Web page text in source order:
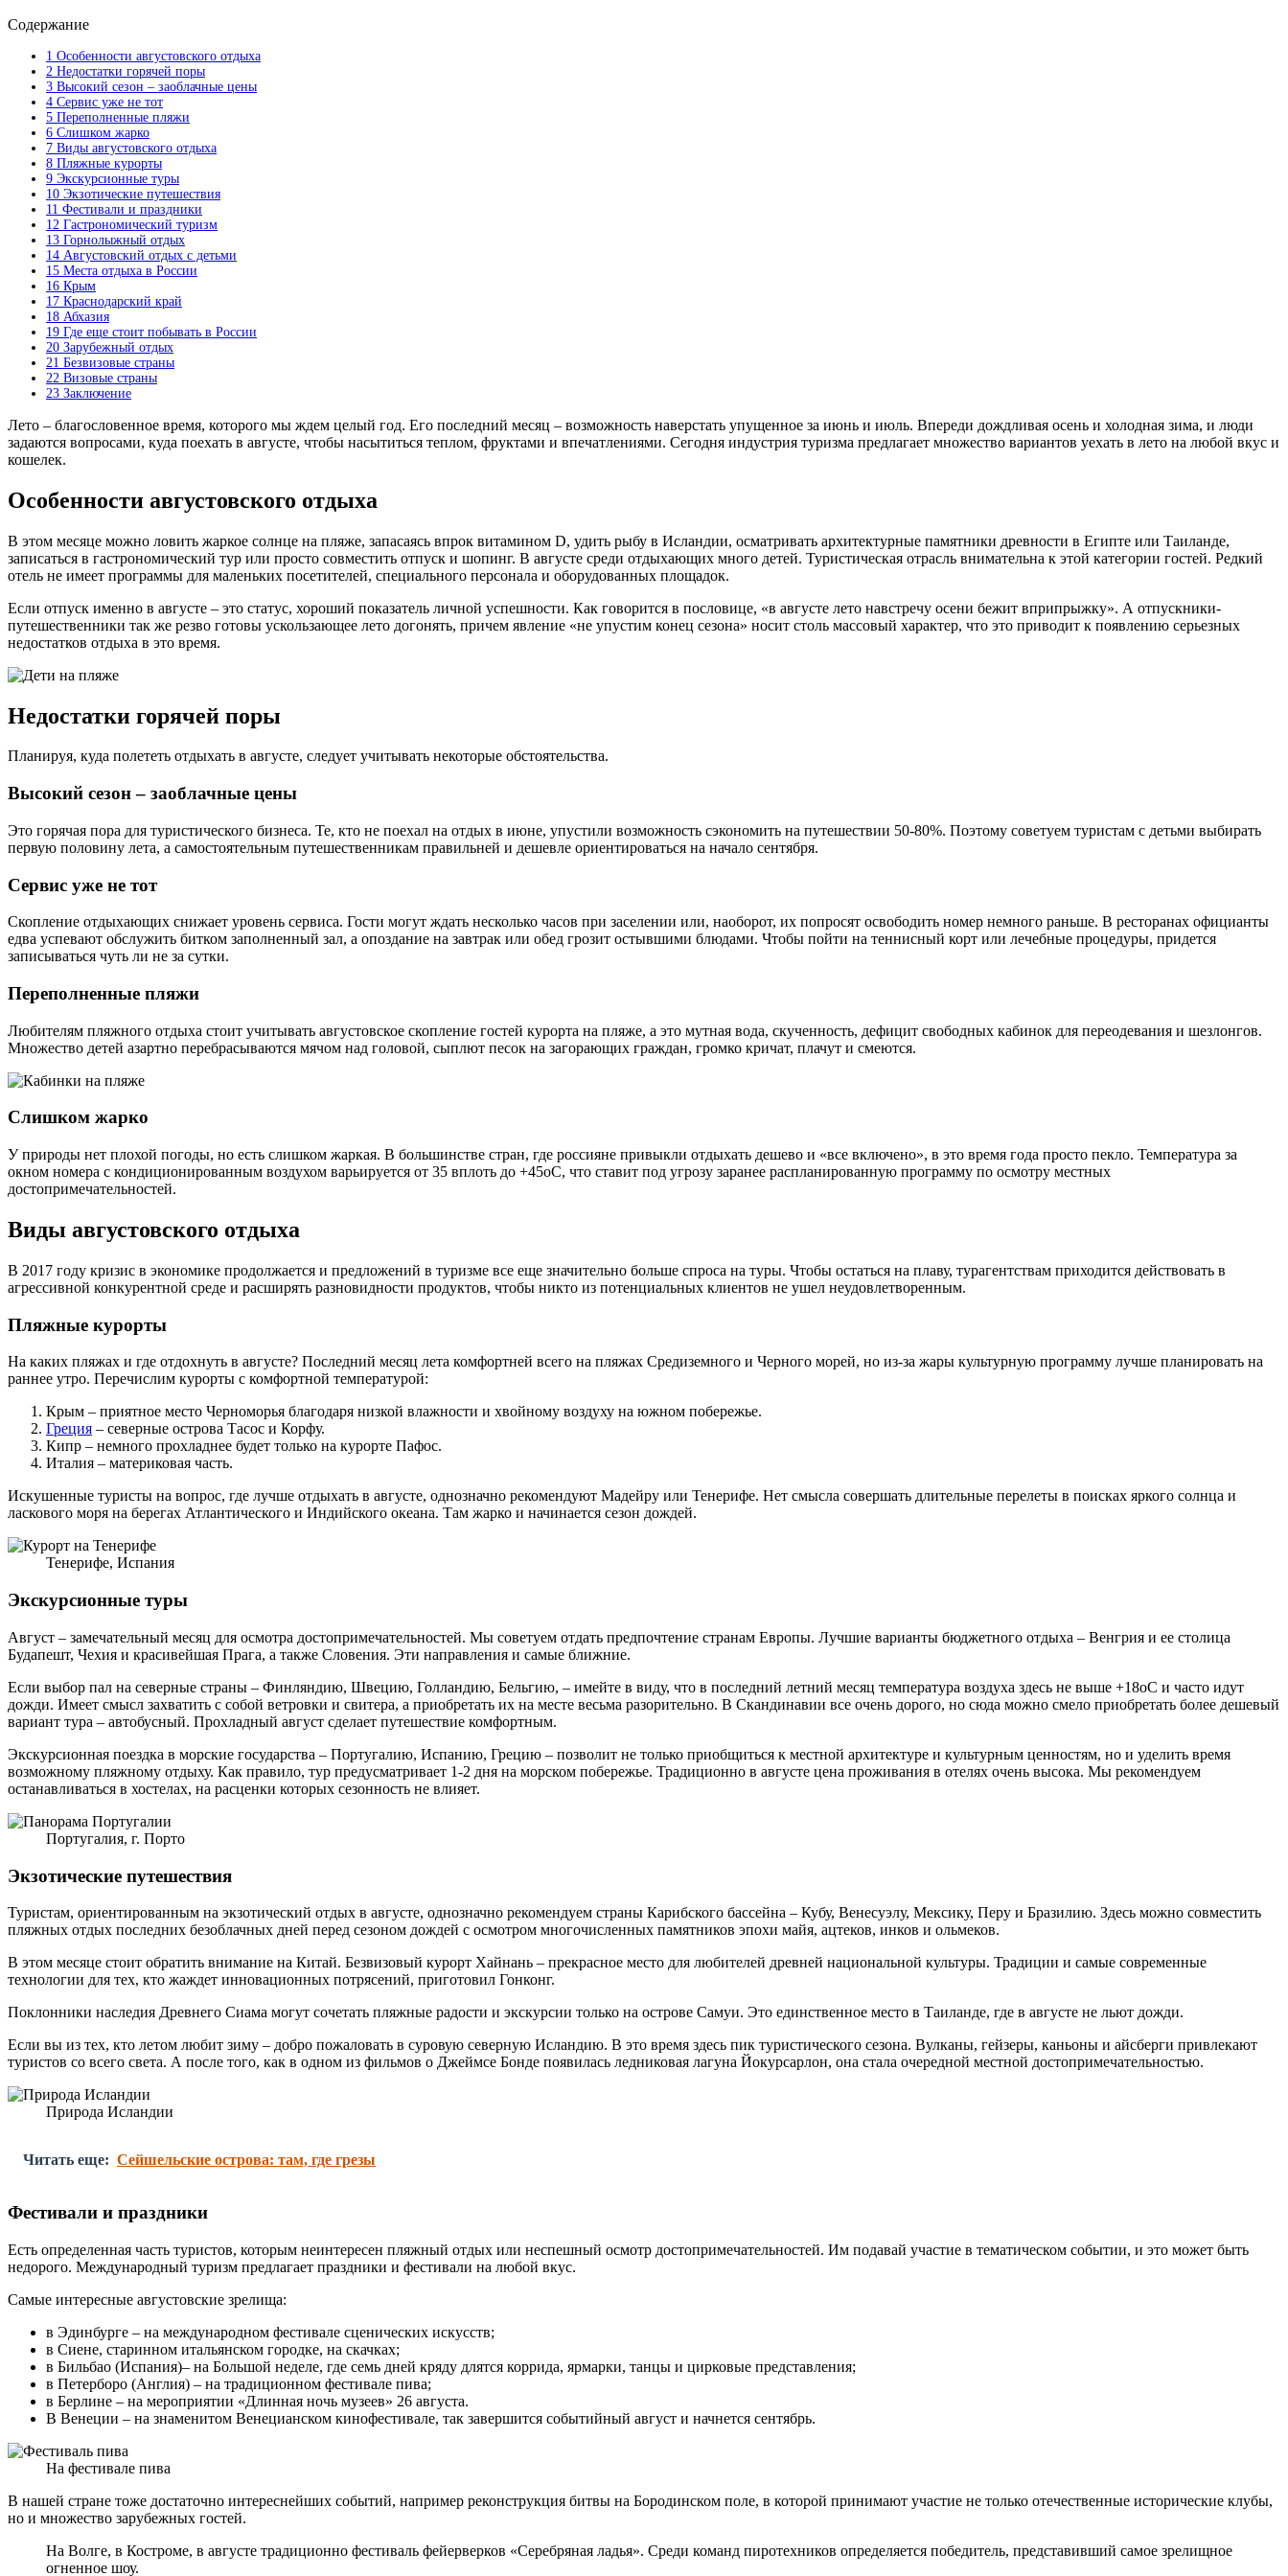
Содержание
1 Особенности августовского отдыха
2 Недостатки горячей поры
3 Высокий сезон – заоблачные цены
4 Сервис уже не тот
5 Переполненные пляжи
6 Слишком жарко
7 Виды августовского отдыха
8 Пляжные курорты
9 Экскурсионные туры
10 Экзотические путешествия
11 Фестивали и праздники
12 Гастрономический туризм
13 Горнолыжный отдых
14 Августовский отдых с детьми
15 Места отдыха в России
16 Крым
17 Краснодарский край
18 Абхазия
19 Где еще стоит побывать в России
20 Зарубежный отдых
21 Безвизовые страны
22 Визовые страны
23 Заключение
Лето – благословенное время, которого мы ждем целый год. Его последний месяц – возможность наверстать упущенное за июнь и июль. Впереди дождливая осень и холодная зима, и люди
задаются вопросами, куда поехать в августе, чтобы насытиться теплом, фруктами и впечатлениями. Сегодня индустрия туризма предлагает множество вариантов уехать в лето на любой вкус и
кошелек.
Особенности августовского отдыха
В этом месяце можно ловить жаркое солнце на пляже, запасаясь впрок витамином D, удить рыбу в Исландии, осматривать архитектурные памятники древности в Египте или Таиланде,
записаться в гастрономический тур или просто совместить отпуск и шопинг. В августе среди отдыхающих много детей. Туристическая отрасль внимательна к этой категории гостей. Редкий
отель не имеет программы для маленьких посетителей, специального персонала и оборудованных площадок.
Если отпуск именно в августе – это статус, хороший показатель личной успешности. Как говорится в пословице, «в августе лето навстречу осени бежит вприпрыжку». А отпускники-
путешественники так же резво готовы ускользающее лето догонять, причем явление «не упустим конец сезона» носит столь массовый характер, что это приводит к появлению серьезных
недостатков отдыха в это время.
Недостатки горячей поры
Планируя, куда полететь отдыхать в августе, следует учитывать некоторые обстоятельства.
Высокий сезон – заоблачные цены
Это горячая пора для туристического бизнеса. Те, кто не поехал на отдых в июне, упустили возможность сэкономить на путешествии 50-80%. Поэтому советуем туристам с детьми выбирать
первую половину лета, а самостоятельным путешественникам правильней и дешевле ориентироваться на начало сентября.
Сервис уже не тот
Скопление отдыхающих снижает уровень сервиса. Гости могут ждать несколько часов при заселении или, наоборот, их попросят освободить номер немного раньше. В ресторанах официанты
едва успевают обслужить битком заполненный зал, а опоздание на завтрак или обед грозит остывшими блюдами. Чтобы пойти на теннисный корт или лечебные процедуры, придется
записываться чуть ли не за сутки.
Переполненные пляжи
Любителям пляжного отдыха стоит учитывать августовское скопление гостей курорта на пляже, а это мутная вода, скученность, дефицит свободных кабинок для переодевания и шезлонгов.
Множество детей азартно перебрасываются мячом над головой, сыплют песок на загорающих граждан, громко кричат, плачут и смеются.
Слишком жарко
У природы нет плохой погоды, но есть слишком жаркая. В большинстве стран, где россияне привыкли отдыхать дешево и «все включено», в это время года просто пекло. Температура за
окном номера с кондиционированным воздухом варьируется от 35 вплоть до +45оС, что ставит под угрозу заранее распланированную программу по осмотру местных
достопримечательностей.
Виды августовского отдыха
В 2017 году кризис в экономике продолжается и предложений в туризме все еще значительно больше спроса на туры. Чтобы остаться на плаву, турагентствам приходится действовать в
агрессивной конкурентной среде и расширять разновидности продуктов, чтобы никто из потенциальных клиентов не ушел неудовлетворенным.
Пляжные курорты
На каких пляжах и где отдохнуть в августе? Последний месяц лета комфортней всего на пляжах Средиземного и Черного морей, но из-за жары культурную программу лучше планировать на
раннее утро. Перечислим курорты с комфортной температурой:
Крым – приятное место Черноморья благодаря низкой влажности и хвойному воздуху на южном побережье.
Греция – северные острова Тасос и Корфу.
Кипр – немного прохладнее будет только на курорте Пафос.
Италия – материковая часть.
Искушенные туристы на вопрос, где лучше отдыхать в августе, однозначно рекомендуют Мадейру или Тенерифе. Нет смысла совершать длительные перелеты в поисках яркого солнца и
ласкового моря на берегах Атлантического и Индийского океана. Там жарко и начинается сезон дождей.
Тенерифе, Испания
Экскурсионные туры
Август – замечательный месяц для осмотра достопримечательностей. Мы советуем отдать предпочтение странам Европы. Лучшие варианты бюджетного отдыха – Венгрия и ее столица
Будапешт, Чехия и красивейшая Прага, а также Словения. Эти направления и самые ближние.
Если выбор пал на северные страны – Финляндию, Швецию, Голландию, Бельгию, – имейте в виду, что в последний летний месяц температура воздуха здесь не выше +18оС и часто идут
дожди. Имеет смысл захватить с собой ветровки и свитера, а приобретать их на месте весьма разорительно. В Скандинавии все очень дорого, но сюда можно смело приобретать более дешевый
вариант тура – автобусный. Прохладный август сделает путешествие комфортным.
Экскурсионная поездка в морские государства – Португалию, Испанию, Грецию – позволит не только приобщиться к местной архитектуре и культурным ценностям, но и уделить время
возможному пляжному отдыху. Как правило, тур предусматривает 1-2 дня на морском побережье. Традиционно в августе цена проживания в отелях очень высока. Мы рекомендуем
останавливаться в хостелах, на расценки которых сезонность не влияет.
Португалия, г. Порто
Экзотические путешествия
Туристам, ориентированным на экзотический отдых в августе, однозначно рекомендуем страны Карибского бассейна – Кубу, Венесуэлу, Мексику, Перу и Бразилию. Здесь можно совместить
пляжных отдых последних безоблачных дней перед сезоном дождей с осмотром многочисленных памятников эпохи майя, ацтеков, инков и ольмеков.
В этом месяце стоит обратить внимание на Китай. Безвизовый курорт Хайнань – прекрасное место для любителей древней национальной культуры. Традиции и самые современные
технологии для тех, кто жаждет инновационных потрясений, приготовил Гонконг.
Поклонники наследия Древнего Сиама могут сочетать пляжные радости и экскурсии только на острове Самуи. Это единственное место в Таиланде, где в августе не льют дожди.
Если вы из тех, кто летом любит зиму – добро пожаловать в суровую северную Исландию. В это время здесь пик туристического сезона. Вулканы, гейзеры, каньоны и айсберги привлекают
туристов со всего света. А после того, как в одном из фильмов о Джеймсе Бонде появилась ледниковая лагуна Йокурсарлон, она стала очередной местной достопримечательностью.
Природа Исландии
Читать еще: Сейшельские острова: там, где грезы
Фестивали и праздники
Есть определенная часть туристов, которым неинтересен пляжный отдых или неспешный осмотр достопримечательностей. Им подавай участие в тематическом событии, и это может быть
недорого. Международный туризм предлагает праздники и фестивали на любой вкус.
Самые интересные августовские зрелища:
в Эдинбурге – на международном фестивале сценических искусств;
в Сиене, старинном итальянском городке, на скачках;
в Бильбао (Испания)– на Большой неделе, где семь дней кряду длятся коррида, ярмарки, танцы и цирковые представления;
в Петерборо (Англия) – на традиционном фестивале пива;
в Берлине – на мероприятии «Длинная ночь музеев» 26 августа.
В Венеции – на знаменитом Венецианском кинофестивале, так завершится событийный август и начнется сентябрь.
На фестивале пива
В нашей стране тоже достаточно интереснейших событий, например реконструкция битвы на Бородинском поле, в которой принимают участие не только отечественные исторические клубы,
но и множество зарубежных гостей.
На Волге, в Костроме, в августе традиционно фестиваль фейерверков «Серебряная ладья». Среди команд пиротехников определяется победитель, представивший самое зрелищное
огненное шоу.